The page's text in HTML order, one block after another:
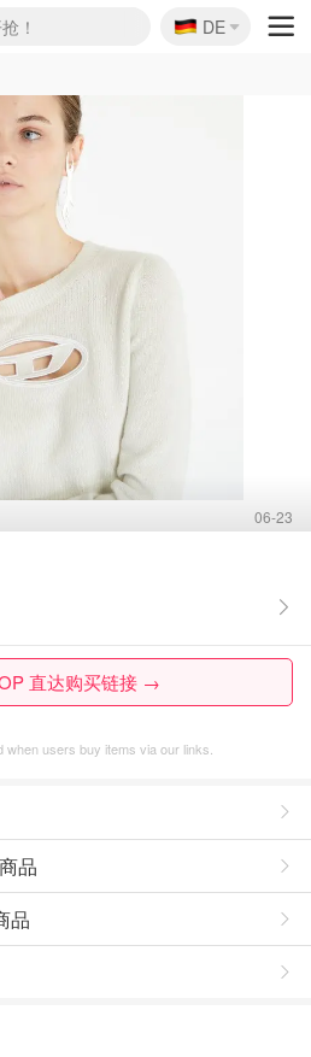
！
上新
大促
时失效
85折
额外叠85折
！每日更新
折起+叠9折
€192
🇩🇪
DE
06-23
直达购买链接 →
when users buy items via our links.
品
品